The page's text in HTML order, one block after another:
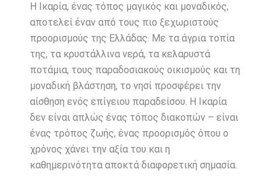
Η Ικαρία, ένας τόπος μαγικός και μοναδικός,
αποτελεί έναν από τους πιο ξεχωριστούς
προορισμούς της Ελλάδας. Με τα άγρια τοπία
της, τα κρυστάλλινα νερά, τα κελαρυστά
ποτάμια, τους παραδοσιακούς οικισμούς και τη
μοναδική βλάστηση, το νησί προσφέρει την
αίσθηση ενός επίγειου παραδείσου. Η Ικαρία
δεν είναι απλώς ένας τόπος διακοπών – είναι
ένας τρόπος ζωής, ένας προορισμός όπου ο
χρόνος χάνει την αξία του και η
καθημερινότητα αποκτά διαφορετική σημασία.